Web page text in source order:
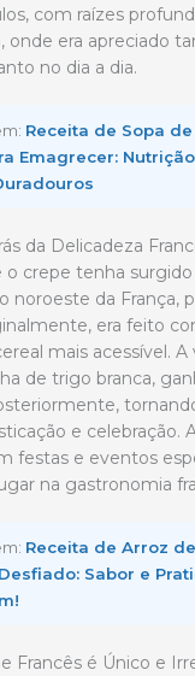
com raízes
onde era apreciado
no dia a dia.
Receita de Sopa de
Emagrecer:
da Delicadeza
o crepe tenha surgido
noroeste da França,
era feito
mais acessível. A
de trigo branca,
e celebração.
festas e eventos
na gastronomia
Receita de Arroz
Sabor e
Francês é Único e